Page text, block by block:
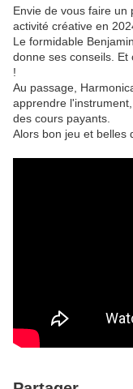
Envie de vous faire
activité créative en
Le formidable
donne ses conseils.
!
Au passage,
apprendre
des cours payants.
Alors bon jeu et belles